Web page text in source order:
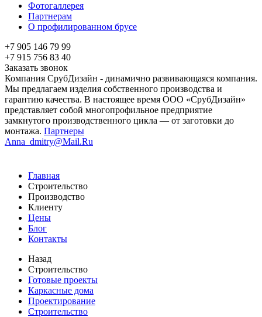
Фотогаллерея
Партнерам
О профилированном брусе
+7 905 146 79 99
+7 915 756 83 40
Заказать звонок
Компания СрубДизайн - динамично развивающаяся компания.
Мы предлагаем изделия собственного производства и
гарантию качества. В настоящее время ООО «СрубДизайн»
представляет собой многопрофильное предприятие
замкнутого производственного цикла — от заготовки до
монтажа. Партнеры
Anna_dmitry@Mail.Ru
Главная
Строительство
Производство
Клиенту
Цены
Блог
Контакты
Назад
Строительство
Готовые проекты
Каркасные дома
Проектирование
Строительство